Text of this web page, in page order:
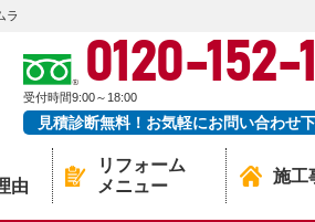
ラ
0120-152-
受付時間9:00～18:00
見積診断無料！お気軽にお問い合わせ
由
リフォーム
メニュー
施工